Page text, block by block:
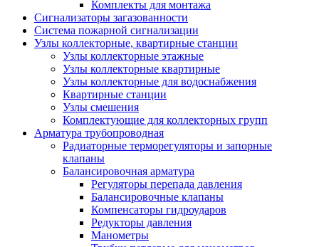
Комплекты для монтажа
Сигнализаторы загазованности
Система пожарной сигнализации
Узлы коллекторные, квартирные станции
Узлы коллекторные этажные
Узлы коллекторные квартирные
Узлы коллекторные для водоснабжения
Квартирные станции
Узлы смешения
Комплектующие для коллекторных групп
Арматура трубопроводная
Радиаторные терморегуляторы и запорные
клапаны
Балансировочная арматура
Регуляторы перепада давления
Балансировочные клапаны
Компенсаторы гидроударов
Редукторы давления
Манометры